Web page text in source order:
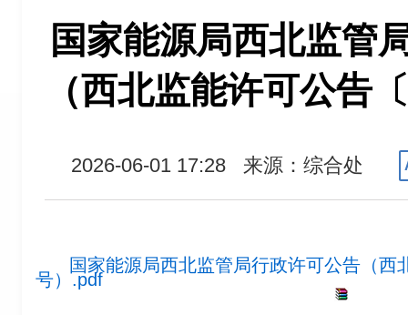
国家能源局西北监管
（西北监能许可公告
2026-06-01 17:28 来源：综合处
国家能源局西北监管局行政许可公告（西
号）.pdf